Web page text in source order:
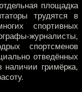
площадка
трудятся в
спортивных
журналисты,
спортсменов
отведённых
гримёрка,